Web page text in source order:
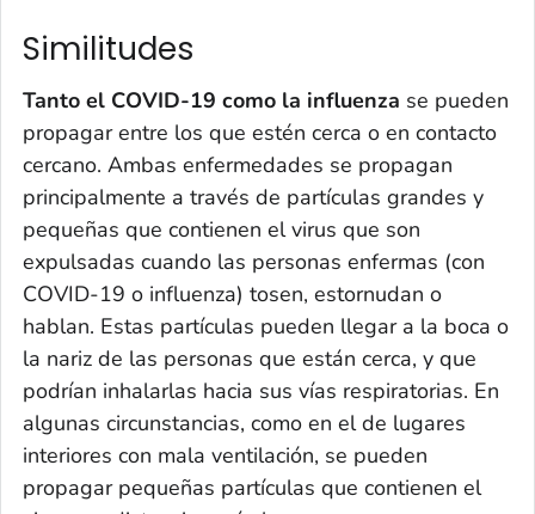
Similitudes
Tanto el COVID-19 como la influenza se pueden
propagar entre los que estén cerca o en contacto
cercano. Ambas enfermedades se propagan
principalmente a través de partículas grandes y
pequeñas que contienen el virus que son
expulsadas cuando las personas enfermas (con
COVID-19 o influenza) tosen, estornudan o
hablan. Estas partículas pueden llegar a la boca o
la nariz de las personas que están cerca, y que
podrían inhalarlas hacia sus vías respiratorias. En
algunas circunstancias, como en el de lugares
interiores con mala ventilación, se pueden
propagar pequeñas partículas que contienen el